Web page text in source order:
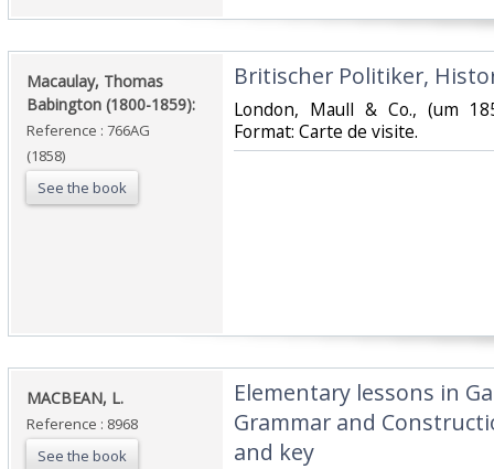
‎Macaulay, Thomas
Babington (1800-1859):‎
Reference : 766AG
(1858)
See the book
‎Britischer Politiker,
‎London, Maull & Co., (um
Format: Carte de visite.‎
‎MACBEAN, L.‎
Reference : 8968
See the book
‎Elementary lessons in
Grammar and
and key‎